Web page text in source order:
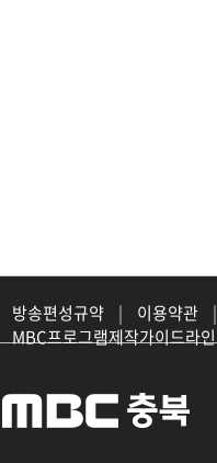
방송편성규약 | 이용약관 |
MBC프로그램제작가이드라인